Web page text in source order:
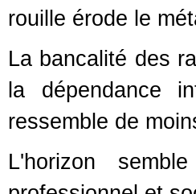
rouille érode le
La bancalité des
la dépendance
ressemble de
L'horizon